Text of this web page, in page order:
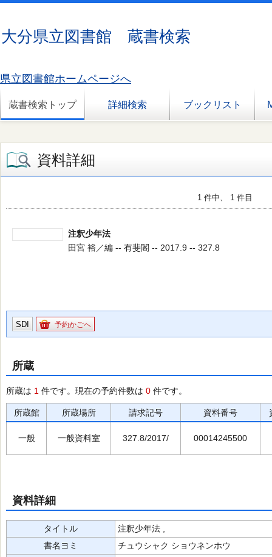
大分県立図書館 蔵書検索
県立図書館ホームページへ
蔵書検索トップ 詳細検索 ブックリスト
資料詳細
1 件中、 1 件目
注釈少年法
田宮 裕／編 -- 有斐閣 -- 2017.9 -- 327.8
SDI 予約かごへ
所蔵
所蔵は 1 件です。現在の予約件数は 0 件です。
所蔵館 所蔵場所 請求記号 資料番号
一般 一般資料室 327.8/2017/ 00014245500
資料詳細
タイトル
注釈少年法 ,
書名ヨミ
チュウシャク ショウネンホウ